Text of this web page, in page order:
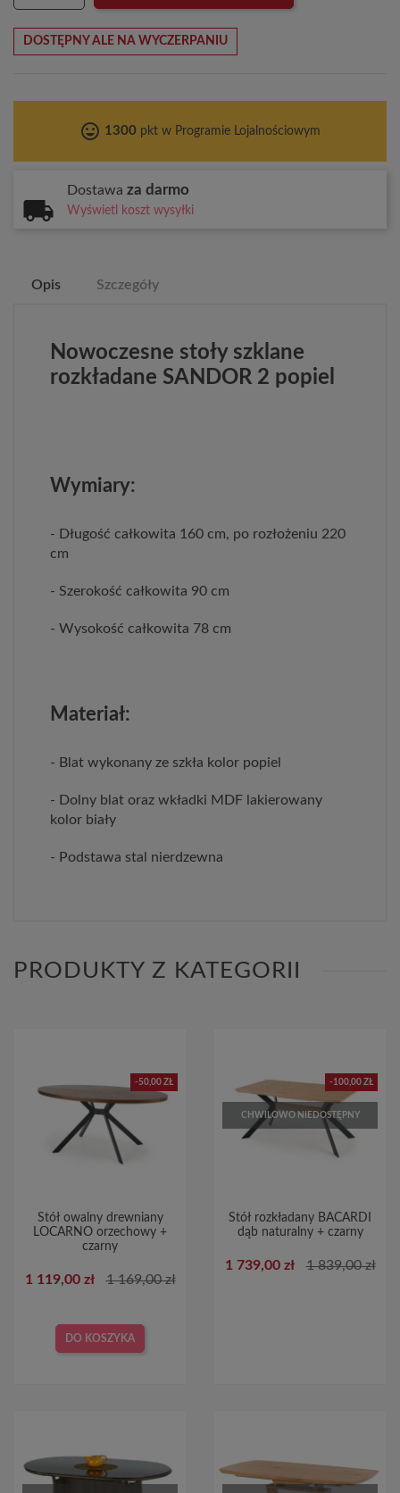
DOSTĘPNY ALE NA WYCZERPANIU
tag_faces 1300 pkt w Programie Lojalnościowym
Dostawa za darmo
Wyświetl koszt wysyłki
Opis Szczegóły
Nowoczesne stoły szklane
rozkładane SANDOR 2 popiel
Wymiary:
- Długość całkowita 160 cm, po rozłożeniu 220
cm
- Szerokość całkowita 90 cm
- Wysokość całkowita 78 cm
Materiał:
- Blat wykonany ze szkła kolor popiel
- Dolny blat oraz wkładki MDF lakierowany
kolor biały
- Podstawa stal nierdzewna
PRODUKTY Z KATEGORII
-50,00 ZŁ
Stół owalny drewniany
LOCARNO orzechowy +
czarny
1 119,00 zł 1 169,00 zł
DO KOSZYKA
-100,00 ZŁ
CHWILOWO NIEDOSTĘPNY
Stół rozkładany BACARDI
dąb naturalny + czarny
1 739,00 zł 1 839,00 zł